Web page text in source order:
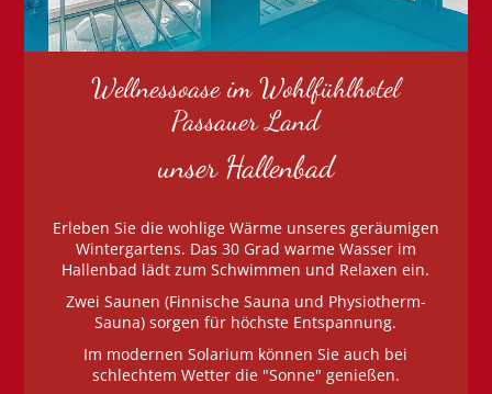
Wellnessoase im Wohlfühlhotel
Passauer Land
unser Hallenbad
Erleben Sie die wohlige Wärme unseres geräumigen
Wintergartens. Das 30 Grad warme Wasser im
Hallenbad lädt zum Schwimmen und Relaxen ein.
Zwei Saunen (Finnische Sauna und Physiotherm-
Sauna) sorgen für höchste Entspannung.
Im modernen Solarium können Sie auch bei
schlechtem Wetter die "Sonne" genießen.